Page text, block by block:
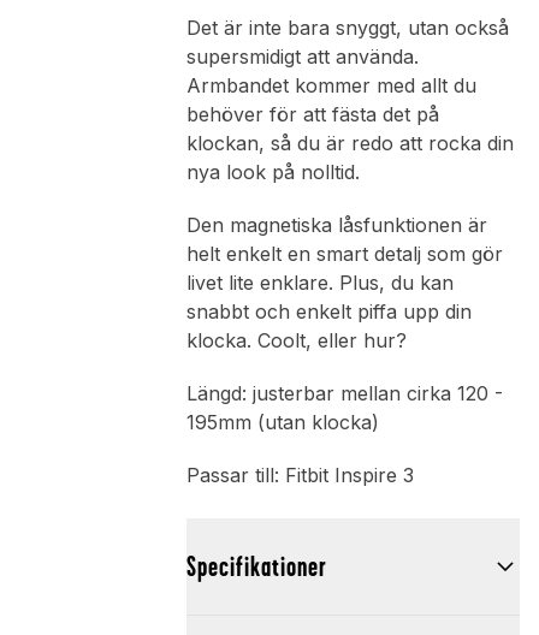
Det är inte bara snyggt, utan också
supersmidigt att använda.
Armbandet kommer med allt du
behöver för att fästa det på
klockan, så du är redo att rocka din
nya look på nolltid.
Den magnetiska låsfunktionen är
helt enkelt en smart detalj som gör
livet lite enklare. Plus, du kan
snabbt och enkelt piffa upp din
klocka. Coolt, eller hur?
Längd: justerbar mellan cirka 120 -
195mm (utan klocka)
Passar till: Fitbit Inspire 3
Specifikationer